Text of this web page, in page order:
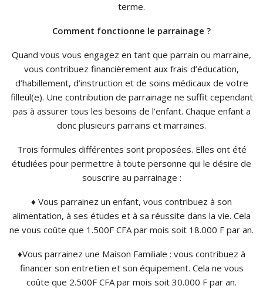
terme.
Comment fonctionne le parrainage ?
Quand vous vous engagez en tant que parrain ou marraine,
vous contribuez financièrement aux frais d’éducation,
d’habillement, d’instruction et de soins médicaux de votre
filleul(e). Une contribution de parrainage ne suffit cependant
pas à assurer tous les besoins de l’enfant. Chaque enfant a
donc plusieurs parrains et marraines.
Trois formules différentes sont proposées. Elles ont été
étudiées pour permettre à toute personne qui le désire de
souscrire au parrainage :
♦ Vous parrainez un enfant, vous contribuez à son
alimentation, à ses études et à sa réussite dans la vie. Cela
ne vous coûte que 1.500F CFA par mois soit 18.000 F par an.
♦Vous parrainez une Maison Familiale : vous contribuez à
financer son entretien et son équipement. Cela ne vous
coûte que 2.500F CFA par mois soit 30.000 F par an.